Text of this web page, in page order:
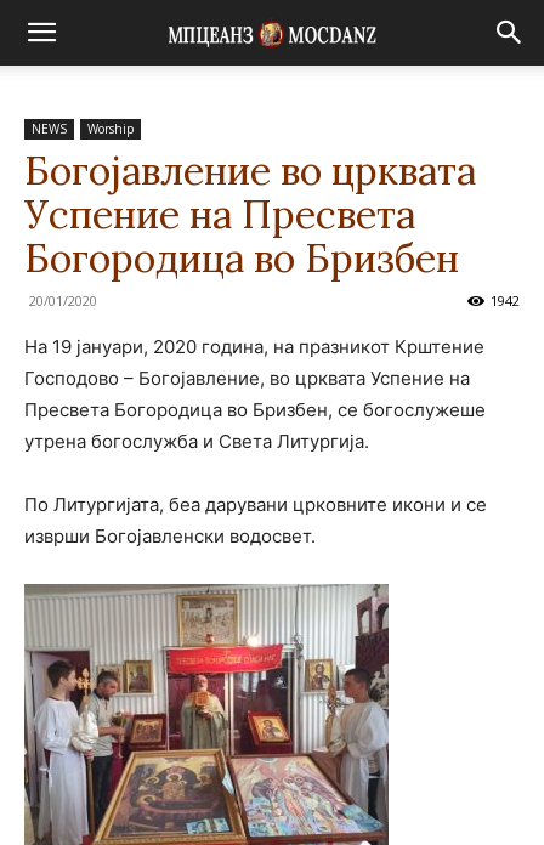
NEWS Worship
Богојавление во црквата
Успение на Пресвета
Богородица во Бризбен
20/01/2020 1942
На 19 јануари, 2020 година, на празникот Крштение
Господово – Богојавление, во црквата Успение на
Пресвета Богородица во Бризбен, се богослужеше
утрена богослужба и Света Литургија.
По Литургијата, беа дарувани црковните икони и се
изврши Богојавленски водосвет.